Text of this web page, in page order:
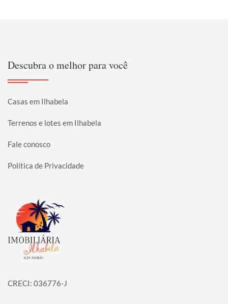
Descubra o melhor para você
Casas em Ilhabela
Terrenos e lotes em Ilhabela
Fale conosco
Política de Privacidade
Página inicial
CRECI: 036776-J